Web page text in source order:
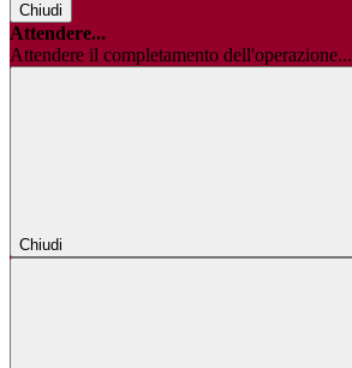
Chiudi
Attendere...
Attendere il completamento dell'operazione...
Chiudi